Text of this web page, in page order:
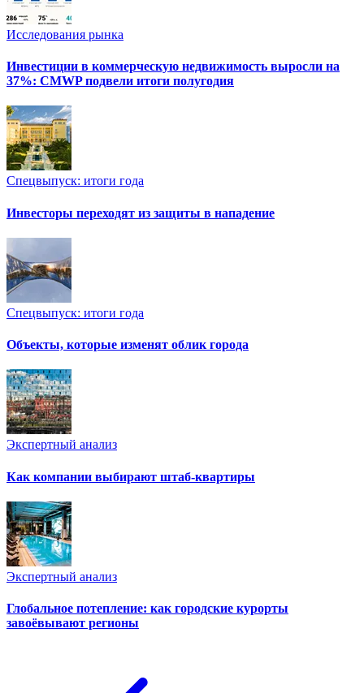
Исследования рынка
Инвестиции в коммерческую недвижимость выросли на
37%: CMWP подвели итоги полугодия
Спецвыпуск: итоги года
Инвесторы переходят из защиты в нападение
Спецвыпуск: итоги года
Объекты, которые изменят облик города
Экспертный анализ
Как компании выбирают штаб-квартиры
Экспертный анализ
Глобальное потепление: как городские курорты
завоёвывают регионы